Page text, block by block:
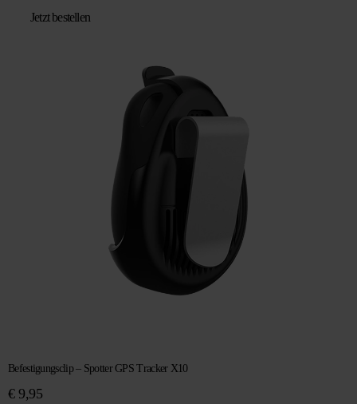
Jetzt bestellen
Befestigungsclip – Spotter GPS Tracker X10
€9,95